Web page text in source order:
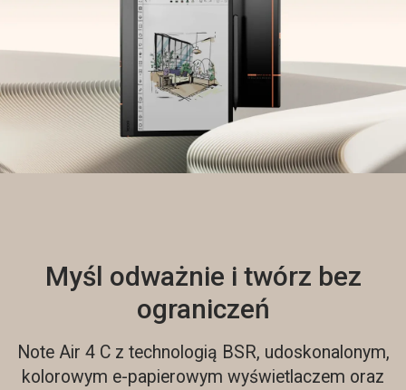
Myśl odważnie i twórz bez
ograniczeń
Note Air 4 C z technologią BSR, udoskonalonym,
kolorowym e-papierowym wyświetlaczem oraz